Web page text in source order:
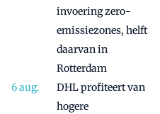
invoering zero-
emissiezones, helft
daarvan in
Rotterdam
DHL profiteert van
hogere